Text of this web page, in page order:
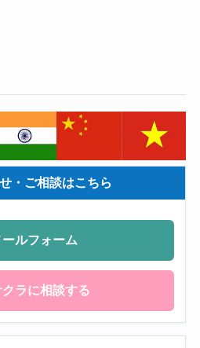
・ご相談はこちら
ールフォーム
ラに相談する